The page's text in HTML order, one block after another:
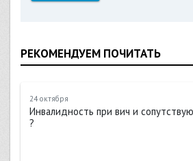
РЕКОМЕНДУЕМ ПОЧИТАТЬ
24 октября
Инвалидность при вич и
?